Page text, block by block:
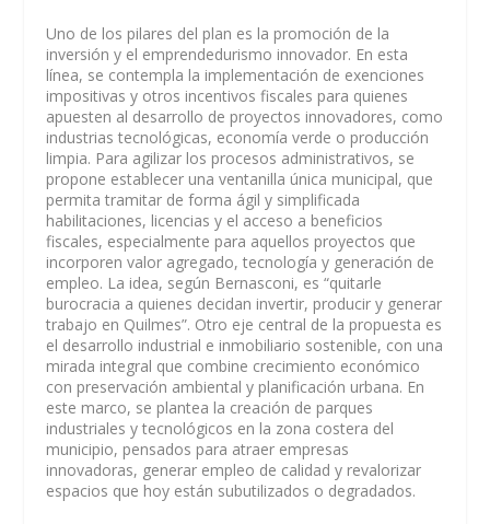
Uno de los pilares del plan es la promoción de la
inversión y el emprendedurismo innovador. En esta
línea, se contempla la implementación de exenciones
impositivas y otros incentivos fiscales para quienes
apuesten al desarrollo de proyectos innovadores, como
industrias tecnológicas, economía verde o producción
limpia. Para agilizar los procesos administrativos, se
propone establecer una ventanilla única municipal, que
permita tramitar de forma ágil y simplificada
habilitaciones, licencias y el acceso a beneficios
fiscales, especialmente para aquellos proyectos que
incorporen valor agregado, tecnología y generación de
empleo. La idea, según Bernasconi, es “quitarle
burocracia a quienes decidan invertir, producir y generar
trabajo en Quilmes”. Otro eje central de la propuesta es
el desarrollo industrial e inmobiliario sostenible, con una
mirada integral que combine crecimiento económico
con preservación ambiental y planificación urbana. En
este marco, se plantea la creación de parques
industriales y tecnológicos en la zona costera del
municipio, pensados para atraer empresas
innovadoras, generar empleo de calidad y revalorizar
espacios que hoy están subutilizados o degradados.